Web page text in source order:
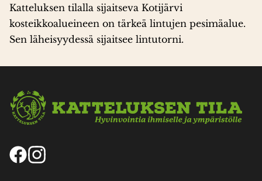
Katteluksen tilalla sijaitseva Kotijärvi
kosteikkoalueineen on tärkeä lintujen pesimäalue.
Sen läheisyydessä sijaitsee lintutorni.